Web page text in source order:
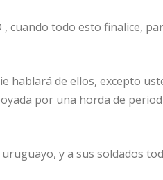
, cuando todo esto finalice,
hablará de ellos, excepto
por una horda de
y a sus soldados